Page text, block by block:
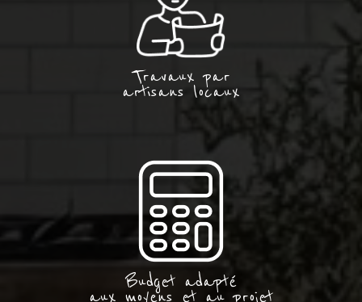
Travaux par
artisans locaux
Budget adapté
aux moyens et au projet